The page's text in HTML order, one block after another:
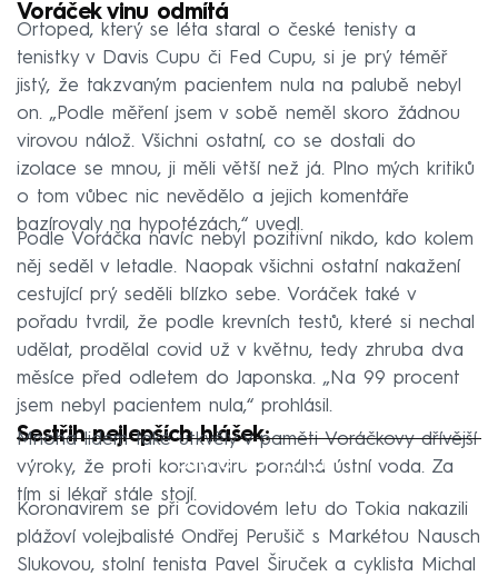
Voráček vinu odmítá
Ortoped, který se léta staral o české tenisty a
tenistky v Davis Cupu či Fed Cupu, si je prý téměř
jistý, že takzvaným pacientem nula na palubě nebyl
on. „Podle měření jsem v sobě neměl skoro žádnou
virovou nálož. Všichni ostatní, co se dostali do
izolace se mnou, ji měli větší než já. Plno mých kritiků
o tom vůbec nic nevědělo a jejich komentáře
bazírovaly na hypotézách,“ uvedl.
Podle Voráčka navíc nebyl pozitivní nikdo, kdo kolem
něj seděl v letadle. Naopak všichni ostatní nakažení
cestující prý seděli blízko sebe. Voráček také v
pořadu tvrdil, že podle krevních testů, které si nechal
udělat, prodělal covid už v květnu, tedy zhruba dva
měsíce před odletem do Japonska. „Na 99 procent
jsem nebyl pacientem nula,“ prohlásil.
Sestřih nejlepších hlášek:
Failed to fetch
Mnoha lidem také utkvěly v paměti Voráčkovy dřívější
výroky, že proti koronaviru pomáhá ústní voda. Za
tím si lékař stále stojí.
Koronavirem se při covidovém letu do Tokia nakazili
plážoví volejbalisté Ondřej Perušič s Markétou Nausch
Slukovou, stolní tenista Pavel Širuček a cyklista Michal